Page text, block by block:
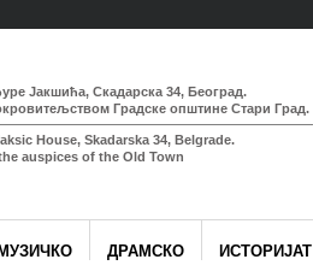
Јакшића, Скадарска 34, Београд.
Градске општине Стари Град.
House, Skadarska 34, Belgrade.
auspices of the Old Town
МУЗИЧКО ДРАМСКО ИСТОРИЈАТ